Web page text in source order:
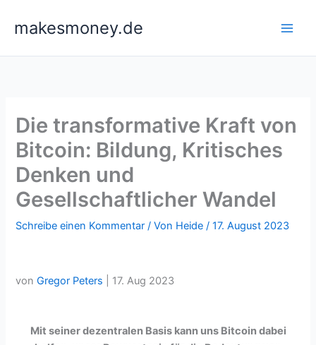
Inhaltmakesmoney.de
Die transformative Kraft von
Bitcoin: Bildung, Kritisches
Denken und
Gesellschaftlicher Wandel
Schreibe einen Kommentar / Von Heide/17. August 2023
vonGregor Peters 17. Aug 2023
Mit seiner dezentralen Basis kann uns Bitcoin dabei